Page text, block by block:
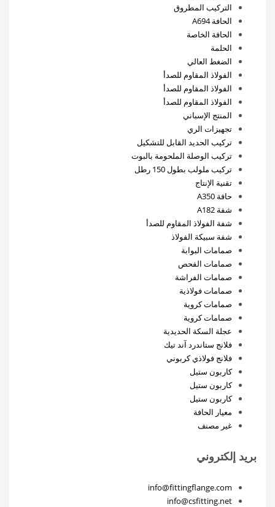
التركيب المطروق
الحافة A694
الحافة الخاصة
الحلمة
الضغط العالي
الفولاذ المقاوم للصدأ
الفولاذ المقاوم للصدأ
الفولاذ المقاوم للصدأ
المنتج الإسباني
تجهيزات الري
تركيب الحديد القابل للتشكيل
تركيب الوصلة الملحومة بالبوت
تركيب ملولب بطول 150 رطل
تقنية الإنتاج
حافة A350
شفة A182
شفة الفولاذ المقاوم للصدأ
شفة سبيكة الفولاذ
صمامات البوابة
صمامات الفحص
صمامات الفراشة
صمامات فولاذية
صمامات كروية
صمامات كروية
عجلة السكة الحديدية
فلانج ستاندرد آند تيك
فلانج فولاذي كربوني
كاربون ستيل
كاربون ستيل
كاربون ستيل
معيار الحافة
غير مصنف
بريد إلكتروني
info@fittingflange.com
info@csfitting.net